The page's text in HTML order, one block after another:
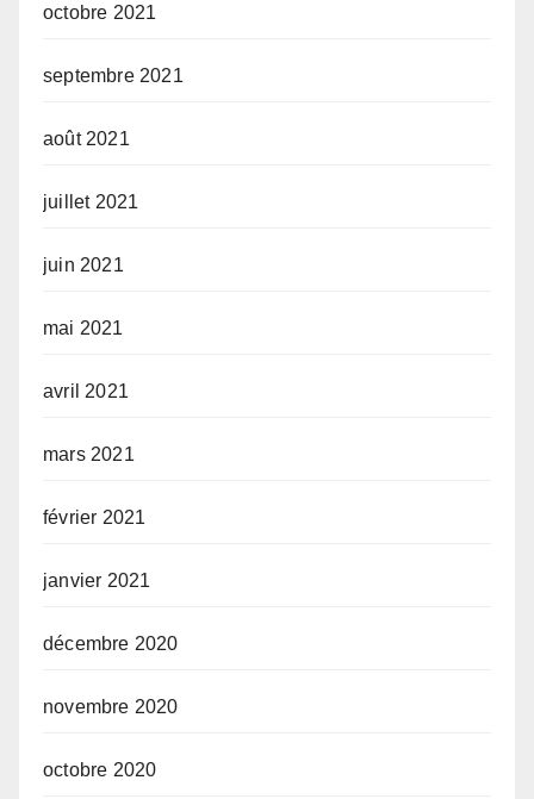
octobre 2021
septembre 2021
août 2021
juillet 2021
juin 2021
mai 2021
avril 2021
mars 2021
février 2021
janvier 2021
décembre 2020
novembre 2020
octobre 2020